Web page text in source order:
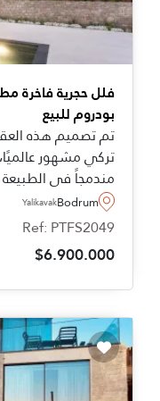
فلل حجرية فاخرة
بودروم للبيع
تم تصميم هذه
تركي مشهور
مندمجاً في
في بودروم، إلى
ياليكافاك.
Bodrum
Yalikavak
Ref: PTFS2049
$6.900.000